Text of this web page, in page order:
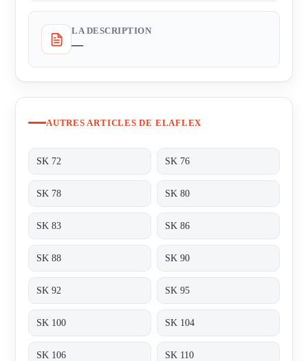
LA DESCRIPTION
—
AUTRES ARTICLES DE ELAFLEX
SK 72 SK 76
SK 78 SK 80
SK 83 SK 86
SK 88 SK 90
SK 92 SK 95
SK 100 SK 104
SK 106 SK 110